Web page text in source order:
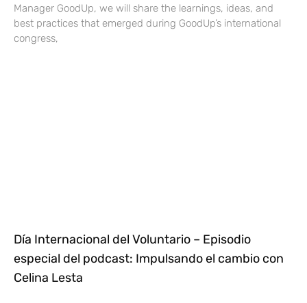
Manager GoodUp, we will share the learnings, ideas, and
best practices that emerged during GoodUp’s international
congress,
Día Internacional del Voluntario – Episodio
especial del podcast: Impulsando el cambio con
Celina Lesta